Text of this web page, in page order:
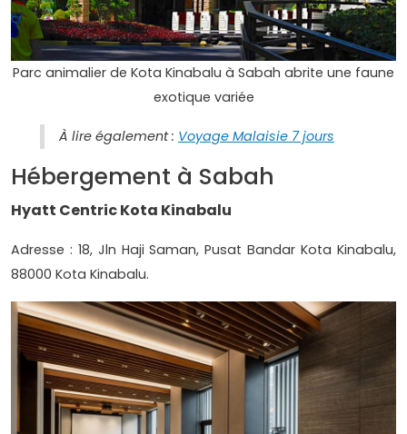
Parc animalier de Kota Kinabalu à Sabah abrite une faune
exotique variée
À lire également : Voyage Malaisie 7 jours
Hébergement à Sabah
Hyatt Centric Kota Kinabalu
Adresse : 18, Jln Haji Saman, Pusat Bandar Kota Kinabalu,
88000 Kota Kinabalu.